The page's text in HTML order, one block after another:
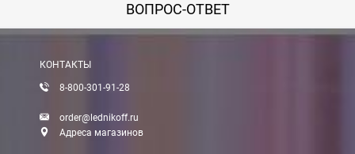
ВОПРОС-ОТВЕТ
КОНТАКТЫ
8-800-301-91-28
order@lednikoff.ru
Адреса магазинов